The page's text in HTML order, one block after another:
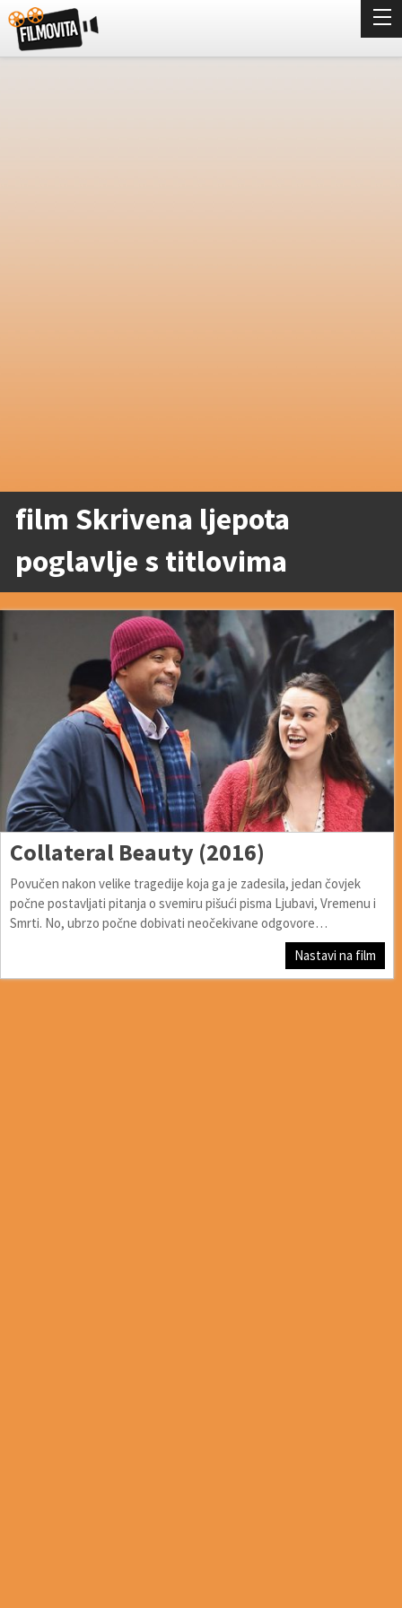
film Skrivena ljepota
poglavlje s titlovima
Collateral Beauty (2016)
Povučen nakon velike tragedije koja ga je zadesila, jedan čovjek
počne postavljati pitanja o svemiru pišući pisma Ljubavi, Vremenu i
Smrti. No, ubrzo počne dobivati neočekivane odgovore…
Nastavi na film